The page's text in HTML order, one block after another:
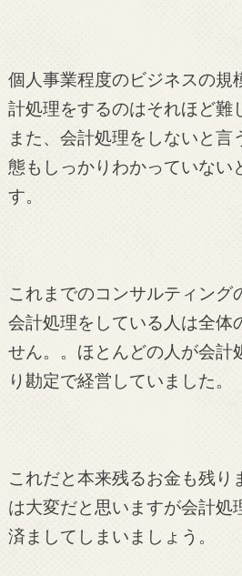
個人事業程度のビジネスの規
計処理をするのはそれほど難
また、会計処理をしないと言
態もしっかりわかっていない
す。
これまでのコンサルティング
会計処理をしている人は全体
せん。。ほとんどの人が会計
り勘定で経営していました。
これだと本来残るお金も残り
は大変だと思いますが会計処
済ましてしまいましょう。